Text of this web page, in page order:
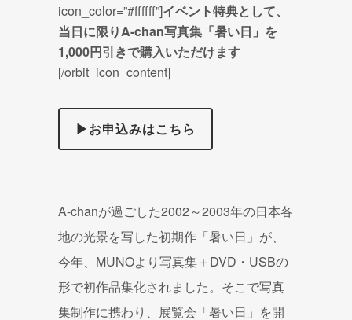
icon_color=”#ffffff”]イベント特典として、
当日に限りA-chan写真集「暑い日」を
1,000円引きで購入いただけます
[/orbit_icon_content]
▶お申込みはこちら
A-chanが過ごした2002～2003年の日本各
地の光景を写した初期作「暑い日」が、
今年、MUNOより写真集＋DVD・USBの
形で初作品集化されました。そこで写真
集制作に携わり、展覧会「暑い日」を開